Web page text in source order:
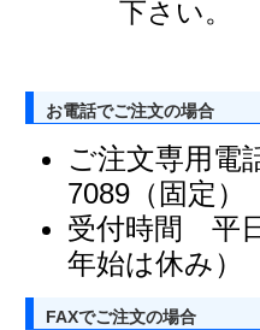
下さい。
お電話でご注文の場合
ご注文専用電
7089（固定）
受付時間 平
年始は休み
FAXでご注文の場合